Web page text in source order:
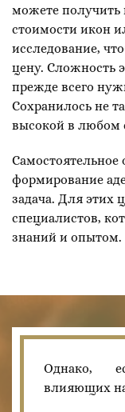
можете получить
стоимости икон
исследование,
цену. Сложность
прежде всего
Сохранилось не
высокой в любом
Самостоятельное
формирование
задача. Для этих
специалистов,
знаний и опытом.
Однако,
влияющих